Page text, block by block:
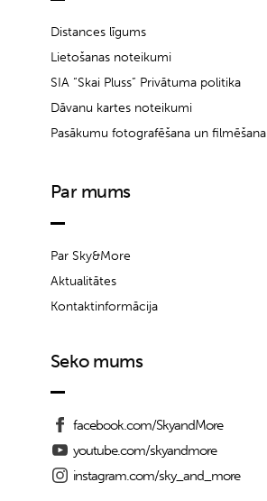
Distances līgums
Lietošanas noteikumi
SIA “Skai Pluss” Privātuma politika
Dāvanu kartes noteikumi
Pasākumu fotografēšana un filmēšana
Par mums
Par Sky&More
Aktualitātes
Kontaktinformācija
Seko mums
facebook.com/SkyandMore
youtube.com/skyandmore
instagram.com/sky_and_more